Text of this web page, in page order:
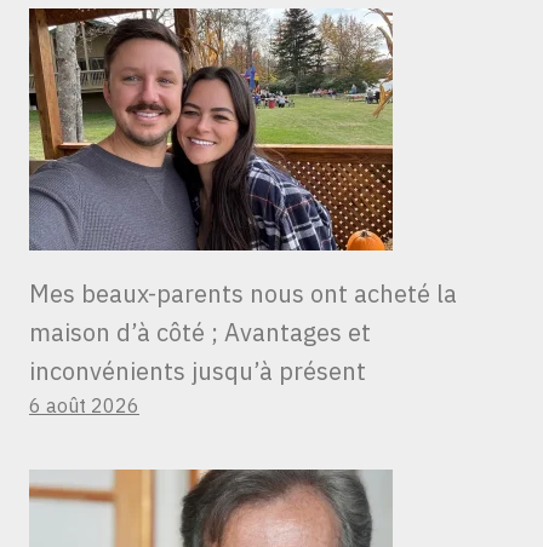
Mes beaux-parents nous ont acheté la
maison d’à côté ; Avantages et
inconvénients jusqu’à présent
6 août 2026